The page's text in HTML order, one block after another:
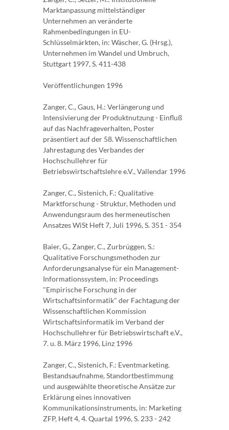
Marktanpassung mittelständiger
Unternehmen an veränderte
Rahmenbedingungen in EU-
Schlüsselmärkten, in: Wäscher, G. (Hrsg.),
Unternehmen im Wandel und Umbruch,
Stuttgart 1997, S. 411-438
Veröffentlichungen 1996
Zanger, C., Gaus, H.: Verlängerung und
Intensivierung der Produktnutzung - Einfluß
auf das Nachfrageverhalten, Poster
präsentiert auf der 58. Wissenschaftlichen
Jahrestagung des Verbandes der
Hochschullehrer für
Betriebswirtschaftslehre e.V., Vallendar 1996
Zanger, C., Sistenich, F.: Qualitative
Marktforschung - Struktur, Methoden und
Anwendungsraum des hermeneutischen
Ansatzes WiSt Heft 7, Juli 1996, S. 351 - 354
Baier, G., Zanger, C., Zurbrüggen, S.:
Qualitative Forschungsmethoden zur
Anforderungsanalyse für ein Management-
Informationssystem, in: Proceedings
"Empirische Forschung in der
Wirtschaftsinformatik" der Fachtagung der
Wissenschaftlichen Kommission
Wirtschaftsinformatik im Verband der
Hochschullehrer für Betriebswirtschaft e.V.,
7. u. 8. März 1996, Linz 1996
Zanger, C., Sistenich, F.: Eventmarketing.
Bestandsaufnahme, Standortbestimmung
und ausgewählte theoretische Ansätze zur
Erklärung eines innovativen
Kommunikationsinstruments, in: Marketing
ZFP, Heft 4, 4. Quartal 1996, S. 233 - 242